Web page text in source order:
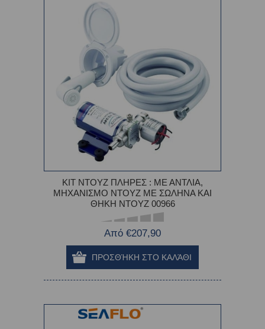
ΚΙΤ ΝΤΟΥΖ ΠΛΗΡΕΣ : ΜΕ ΑΝΤΛΙΑ,
ΜΗΧΑΝΙΣΜΟ ΝΤΟΥΖ ΜΕ ΣΩΛΗΝΑ ΚΑΙ
ΘΗΚΗ ΝΤΟΥΖ 00966
Από €207,90